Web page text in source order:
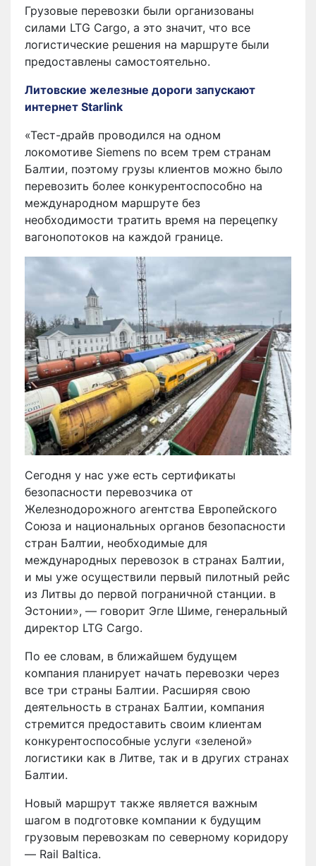
Грузовые перевозки были организованы
силами LTG Cargo, а это значит, что все
логистические решения на маршруте были
предоставлены самостоятельно.
Литовские железные дороги запускают
интернет Starlink
«Тест-драйв проводился на одном
локомотиве Siemens по всем трем странам
Балтии, поэтому грузы клиентов можно было
перевозить более конкурентоспособно на
международном маршруте без
необходимости тратить время на перецепку
вагонопотоков на каждой границе.
Сегодня у нас уже есть сертификаты
безопасности перевозчика от
Железнодорожного агентства Европейского
Союза и национальных органов безопасности
стран Балтии, необходимые для
международных перевозок в странах Балтии,
и мы уже осуществили первый пилотный рейс
из Литвы до первой пограничной станции. в
Эстонии», — говорит Эгле Шиме, генеральный
директор LTG Cargo.
По ее словам, в ближайшем будущем
компания планирует начать перевозки через
все три страны Балтии. Расширяя свою
деятельность в странах Балтии, компания
стремится предоставить своим клиентам
конкурентоспособные услуги «зеленой»
логистики как в Литве, так и в других странах
Балтии.
Новый маршрут также является важным
шагом в подготовке компании к будущим
грузовым перевозкам по северному коридору
— Rail Baltica.